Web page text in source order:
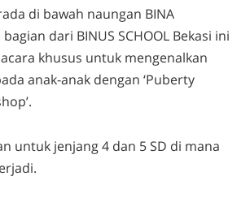
di bawah naungan BINA
bagian dari BINUS SCHOOL Bekasi ini
khusus untuk mengenalkan
anak-anak dengan ‘Puberty
untuk jenjang 4 dan 5 SD di mana